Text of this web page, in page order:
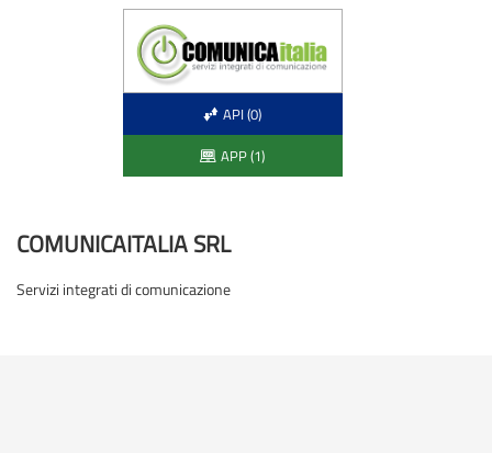
API (0)
APP (1)
COMUNICAITALIA SRL
Servizi integrati di comunicazione